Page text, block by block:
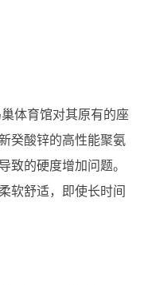
体育馆对其原有的座
癸酸锌的高性能聚氨
致的硬度增加问题。
软舒适，即使长时间